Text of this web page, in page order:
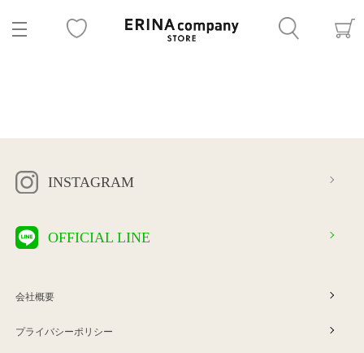
INSTAGRAM
OFFICIAL LINE
会社概要
プライバシーポリシー